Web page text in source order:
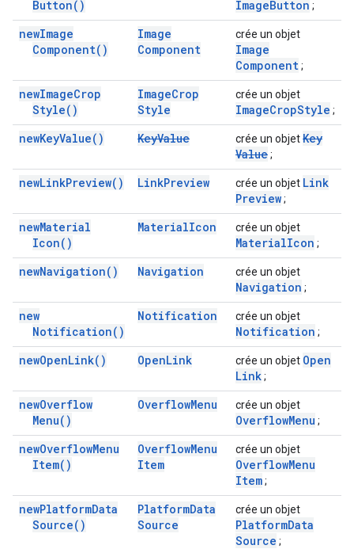
Button( ) ImageButton ;
newImage
Component( )
Image
Component
crée un objet
Image
Component;
newImageCrop
Style( )
ImageCrop
Style
crée un objet
ImageCropStyle ;
newKeyValue( ) KeyValue crée un objetKey
Value;
newLinkPreview( ) LinkPreview crée un objet Link
Preview;
newMaterial
Icon( )
MaterialIcon crée un objet
MaterialIcon ;
newNavigation( ) Navigation crée un objet
Navigation ;
new
Notification( )
Notification crée un objet
Notification ;
newOpenLink( ) OpenLink crée un objet Open
Link;
newOverflow
Menu( )
OverflowMenu crée un objet
OverflowMenu ;
newOverflowMenu
Item( )
OverflowMenu
Item
crée un objet
OverflowMenu
Item;
newPlatformData
Source( )
PlatformData
Source
crée un objet
PlatformData
Source ;